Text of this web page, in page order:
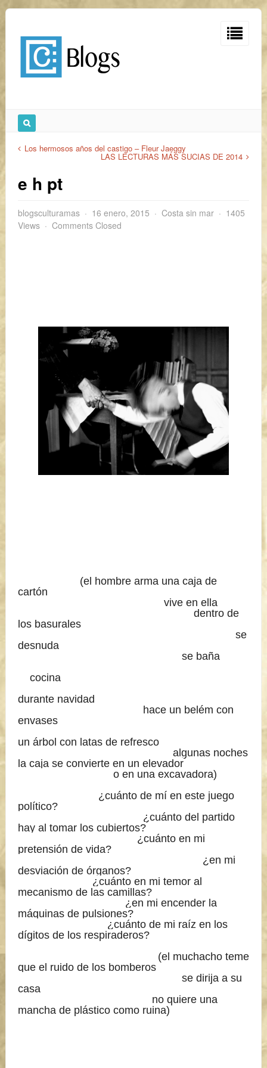
Los hermosos años del castigo – Fleur Jaeggy
LAS LECTURAS MÁS SUCIAS DE 2014
e h pt
blogsculturamas 16 enero, 2015 Costa sin mar
1405
Views
Comments Closed
(el hombre arma una caja de
cartón
vive en ella
dentro de
los basurales
se
desnuda
se baña
cocina
durante navidad
hace un belém con
envases
un árbol con latas de refresco
algunas noches
la caja se convierte en un elevador
o en una excavadora)
¿cuánto de mí en este juego
político?
¿cuánto del partido
hay al tomar los cubiertos?
¿cuánto en mi
pretensión de vida?
¿en mi
desviación de órganos?
¿cuánto en mi temor al
mecanismo de las camillas?
¿en mi encender la
máquinas de pulsiones?
¿cuánto de mi raíz en los
dígitos de los respiraderos?
(el muchacho teme
que el ruido de los bomberos
se dirija a su
casa
no quiere una
mancha de plástico como ruina)